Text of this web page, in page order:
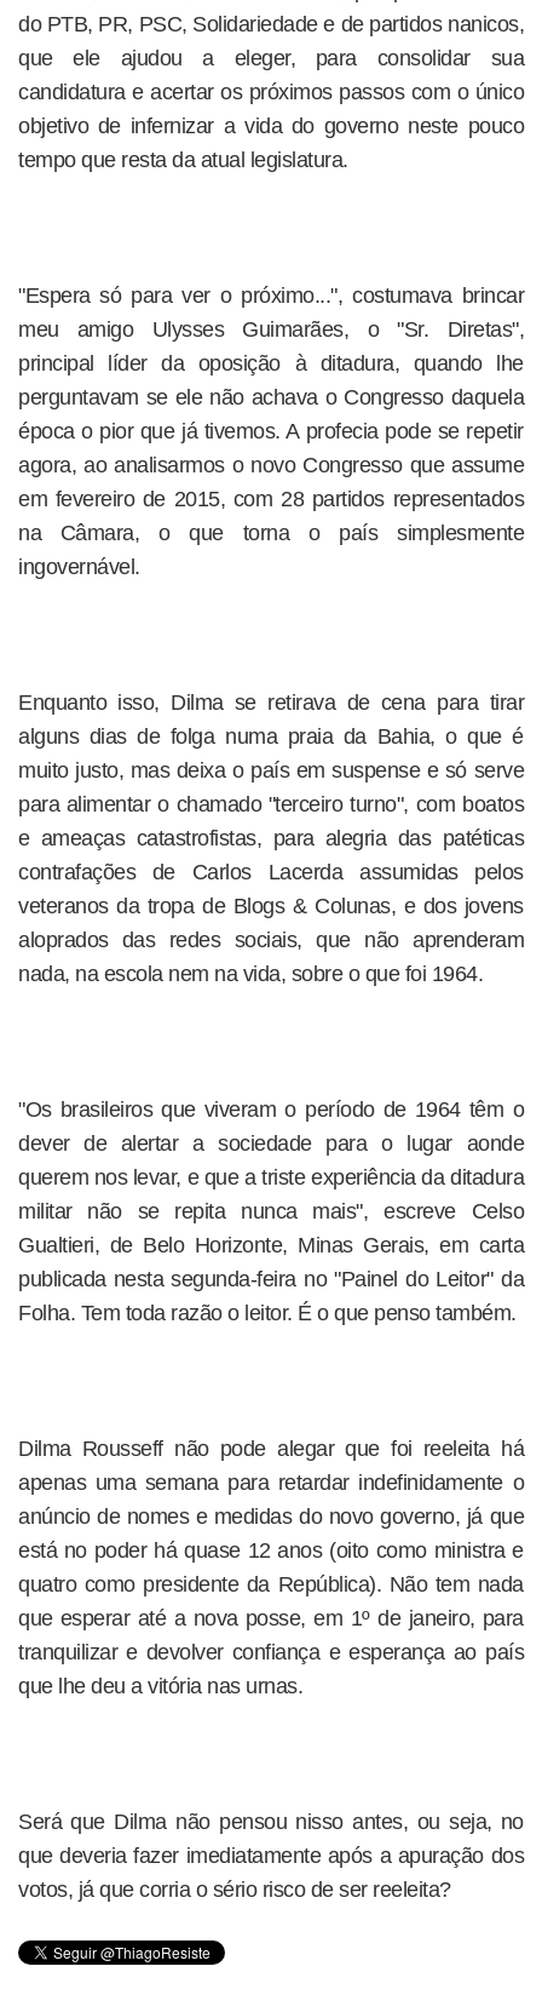
do PTB, PR, PSC, Solidariedade e de partidos nanicos,
que ele ajudou a eleger, para consolidar sua
candidatura e acertar os próximos passos com o único
objetivo de infernizar a vida do governo neste pouco
tempo que resta da atual legislatura.
"Espera só para ver o próximo...", costumava brincar
meu amigo Ulysses Guimarães, o "Sr. Diretas",
principal líder da oposição à ditadura, quando lhe
perguntavam se ele não achava o Congresso daquela
época o pior que já tivemos. A profecia pode se repetir
agora, ao analisarmos o novo Congresso que assume
em fevereiro de 2015, com 28 partidos representados
na Câmara, o que torna o país simplesmente
ingovernável.
Enquanto isso, Dilma se retirava de cena para tirar
alguns dias de folga numa praia da Bahia, o que é
muito justo, mas deixa o país em suspense e só serve
para alimentar o chamado "terceiro turno", com boatos
e ameaças catastrofistas, para alegria das patéticas
contrafações de Carlos Lacerda assumidas pelos
veteranos da tropa de Blogs & Colunas, e dos jovens
aloprados das redes sociais, que não aprenderam
nada, na escola nem na vida, sobre o que foi 1964.
"Os brasileiros que viveram o período de 1964 têm o
dever de alertar a sociedade para o lugar aonde
querem nos levar, e que a triste experiência da ditadura
militar não se repita nunca mais", escreve Celso
Gualtieri, de Belo Horizonte, Minas Gerais, em carta
publicada nesta segunda-feira no "Painel do Leitor" da
Folha. Tem toda razão o leitor. É o que penso também.
Dilma Rousseff não pode alegar que foi reeleita há
apenas uma semana para retardar indefinidamente o
anúncio de nomes e medidas do novo governo, já que
está no poder há quase 12 anos (oito como ministra e
quatro como presidente da República). Não tem nada
que esperar até a nova posse, em 1º de janeiro, para
tranquilizar e devolver confiança e esperança ao país
que lhe deu a vitória nas urnas.
Será que Dilma não pensou nisso antes, ou seja, no
que deveria fazer imediatamente após a apuração dos
votos, já que corria o sério risco de ser reeleita?